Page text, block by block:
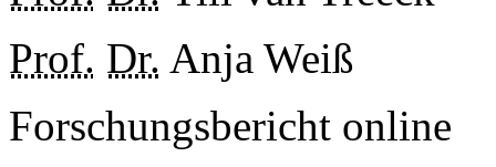
Prof. Dr. Anja Weiß
Forschungsbericht online